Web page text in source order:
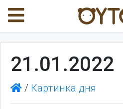
21.01.2022
/ Картинка дня